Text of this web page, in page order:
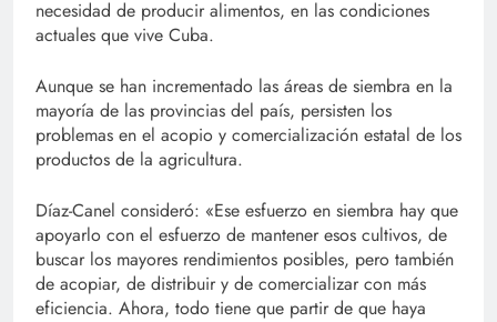
necesidad de producir alimentos, en las condiciones
actuales que vive Cuba.
Aunque se han incrementado las áreas de siembra en la
mayoría de las provincias del país, persisten los
problemas en el acopio y comercialización estatal de los
productos de la agricultura.
Díaz-Canel consideró: «Ese esfuerzo en siembra hay que
apoyarlo con el esfuerzo de mantener esos cultivos, de
buscar los mayores rendimientos posibles, pero también
de acopiar, de distribuir y de comercializar con más
eficiencia. Ahora, todo tiene que partir de que haya